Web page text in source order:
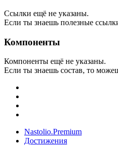
Ссылки ещё не указаны.
Если ты знаешь полезные
Компоненты
Компоненты ещё не указаны.
Если ты знаешь состав, то
Nastolio.Premium
Достижения